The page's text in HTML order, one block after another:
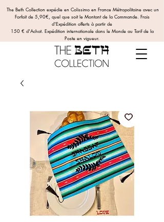
The Beth Collection expédie en Colissimo en France Métropolitaine avec un
Forfait de 5,90€, quel que soit le Montant de la Commande. Frais
d'Expédition offerts à partir de
150 € d'Achat. Expédition internationale dans le Monde au Tarif de la
Poste en vigueur.